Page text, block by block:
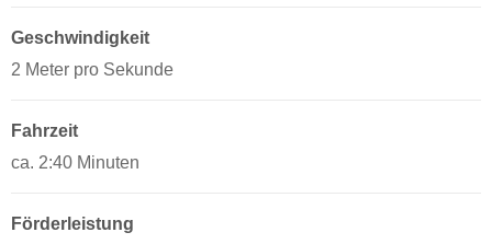
Geschwindigkeit
2 Meter pro Sekunde
Fahrzeit
ca. 2:40 Minuten
Förderleistung